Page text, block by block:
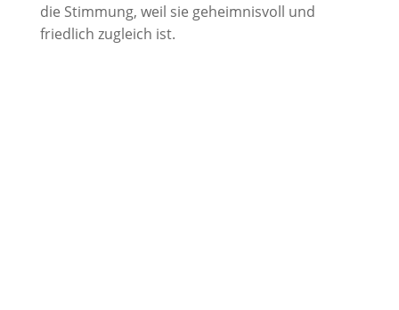
die Stimmung, weil sie geheimnisvoll und
friedlich zugleich ist.